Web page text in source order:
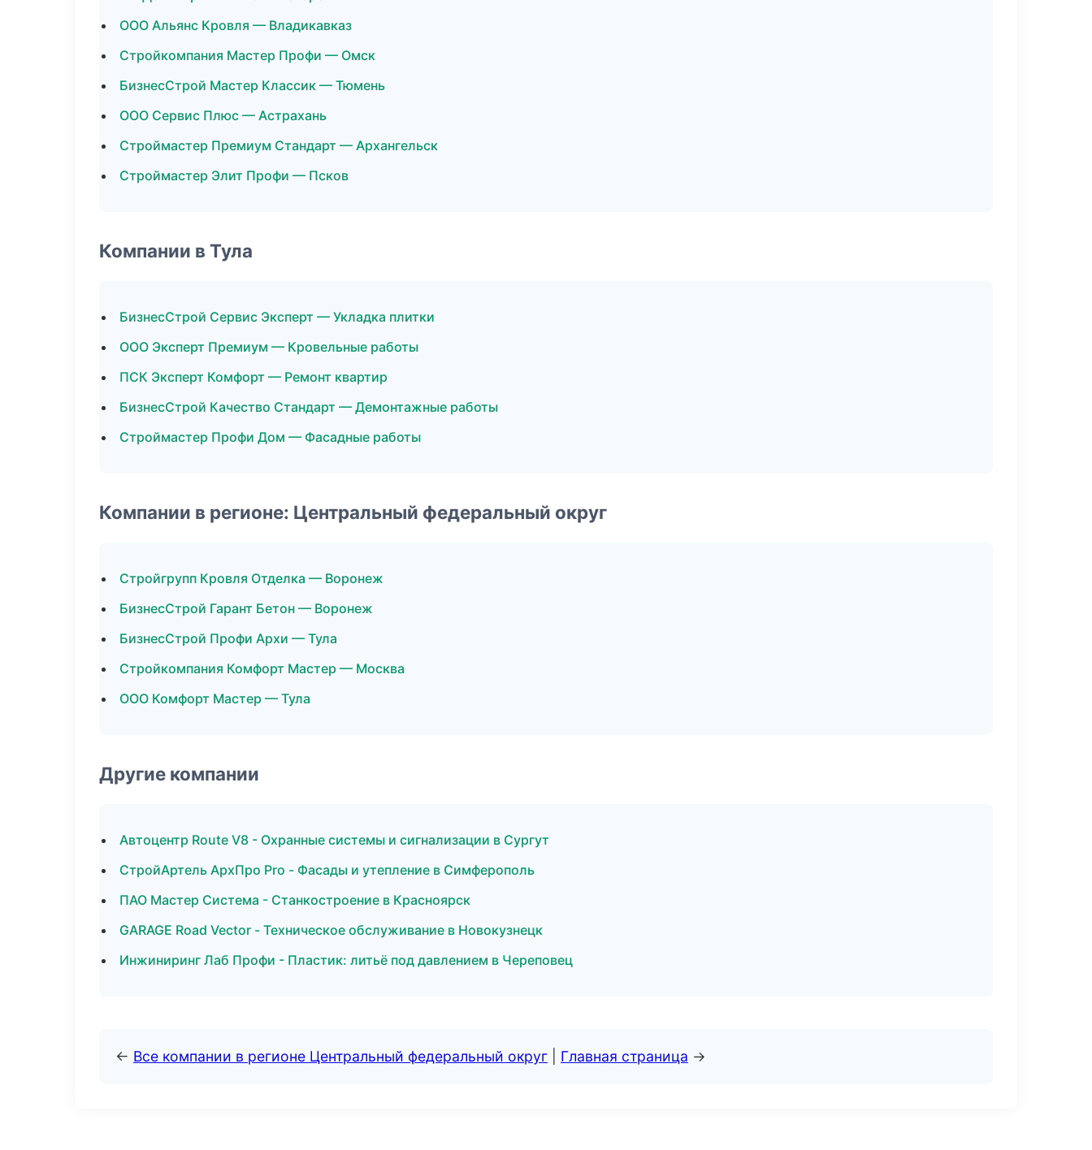
ООО Альянс Кровля — Владикавказ
Стройкомпания Мастер Профи — Омск
БизнесСтрой Мастер Классик — Тюмень
ООО Сервис Плюс — Астрахань
Строймастер Премиум Стандарт — Архангельск
Строймастер Элит Профи — Псков
Компании в Тула
БизнесСтрой Сервис Эксперт — Укладка плитки
ООО Эксперт Премиум — Кровельные работы
ПСК Эксперт Комфорт — Ремонт квартир
БизнесСтрой Качество Стандарт — Демонтажные работы
Строймастер Профи Дом — Фасадные работы
Компании в регионе: Центральный федеральный округ
Стройгрупп Кровля Отделка — Воронеж
БизнесСтрой Гарант Бетон — Воронеж
БизнесСтрой Профи Архи — Тула
Стройкомпания Комфорт Мастер — Москва
ООО Комфорт Мастер — Тула
Другие компании
Автоцентр Route V8 - Охранные системы и сигнализации в Сургут
СтройАртель АрхПро Pro - Фасады и утепление в Симферополь
ПАО Мастер Система - Станкостроение в Красноярск
GARAGE Road Vector - Техническое обслуживание в Новокузнецк
Инжиниринг Лаб Профи - Пластик: литьё под давлением в Череповец
← Все компании в регионе Центральный федеральный округ Главная страница →